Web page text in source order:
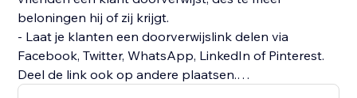
beloningen hij of zij krijgt.
- Laat je klanten een doorverwijslink delen via
Facebook, Twitter, WhatsApp, LinkedIn of Pinterest.
Deel de link ook op andere plaatsen.